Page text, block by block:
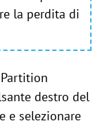
la perdita di
destro del
e selezionare